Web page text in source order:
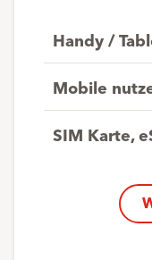
Handy /
Mobile
SIM Karte,